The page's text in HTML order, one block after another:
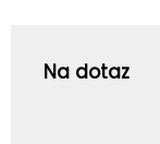
Na dotaz